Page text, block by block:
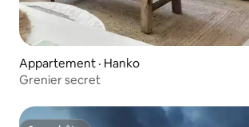
Appartement · Hanko
Grenier secret